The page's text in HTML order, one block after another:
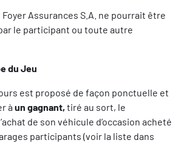
Assurances S.A. ne pourrait être
le participant ou toute autre
du Jeu
est proposé de façon ponctuelle et
à un gagnant, tiré au sort, le
de son véhicule d’occasion acheté
participants (voir la liste dans